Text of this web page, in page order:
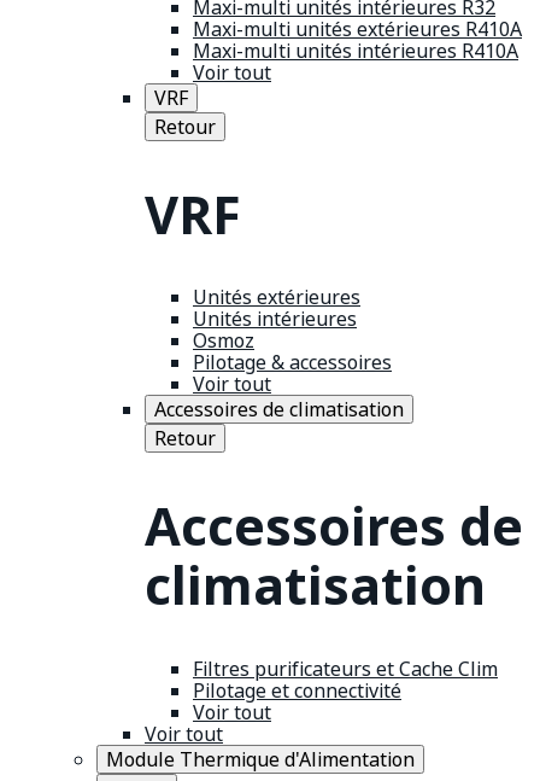
Maxi-multi unités intérieures R32
Maxi-multi unités extérieures R410A
Maxi-multi unités intérieures R410A
Voir tout
VRF
Retour
VRF
Unités extérieures
Unités intérieures
Osmoz
Pilotage & accessoires
Voir tout
Accessoires de climatisation
Retour
Accessoires de
climatisation
Filtres purificateurs et Cache Clim
Pilotage et connectivité
Voir tout
Voir tout
Module Thermique d'Alimentation